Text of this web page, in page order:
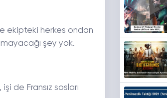
ekipteki herkes ondan
şey yok.
de Fransız sosları